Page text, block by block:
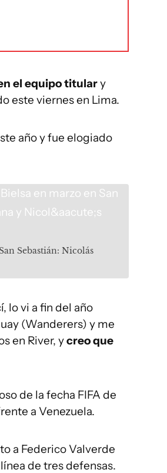
el equipo titulary
este viernes en Lima.
año y fue elogiado
Sebastián: Nicolás
lo vi a fin del año
(Wanderers) y me
en River, ycreo que
de la fecha FIFA de
a Venezuela.
a Federico Valverde
de tres defensas.